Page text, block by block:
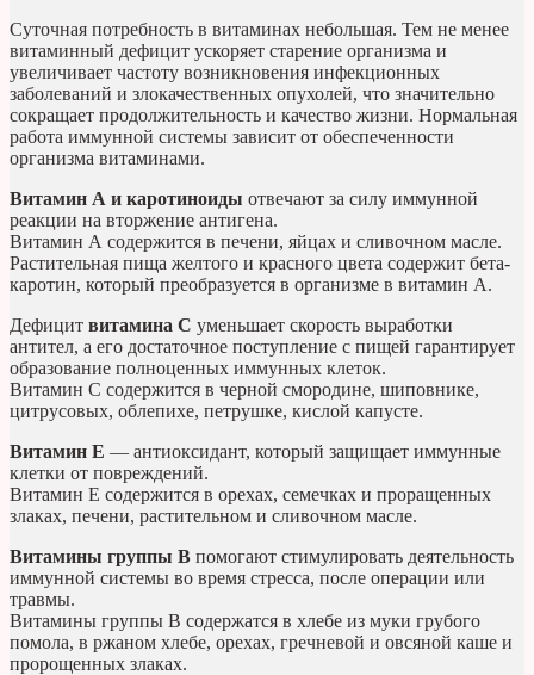
Суточная потребность в витаминах небольшая. Тем не менее
витаминный дефицит ускоряет старение организма и
увеличивает частоту возникновения инфекционных
заболеваний и злокачественных опухолей, что значительно
сокращает продолжительность и качество жизни. Нормальная
работа иммунной системы зависит от обеспеченности
организма витаминами.
Витамин А и каротиноиды отвечают за силу иммунной
реакции на вторжение антигена.
Витамин А содержится в печени, яйцах и сливочном масле.
Растительная пища желтого и красного цвета содержит бета-
каротин, который преобразуется в организме в витамин А.
Дефицит витамина С уменьшает скорость выработки
антител, а его достаточное поступление с пищей гарантирует
образование полноценных иммунных клеток.
Витамин С содержится в черной смородине, шиповнике,
цитрусовых, облепихе, петрушке, кислой капусте.
Витамин Е — антиоксидант, который защищает иммунные
клетки от повреждений.
Витамин Е содержится в орехах, семечках и проращенных
злаках, печени, растительном и сливочном масле.
Витамины группы B помогают стимулировать деятельность
иммунной системы во время стресса, после операции или
травмы.
Витамины группы В содержатся в хлебе из муки грубого
помола, в ржаном хлебе, орехах, гречневой и овсяной каше и
пророщенных злаках.